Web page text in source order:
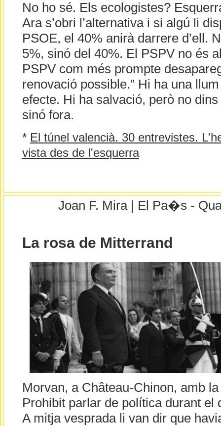
No ho sé. Els ecologistes?
Ara s’obri l’alternativa i si algú li
PSOE, el 40% anirà darrere d’ell.
5%, sinó del 40%. El PSPV no és
PSPV com més prompte
renovació possible.” Hi ha una
efecte. Hi ha salvació, però no dins
sinó fora.
* El túnel valencià. 30 entrevistes.
vista des de l'esquerra
Joan F. Mira | El Pa�s -
La rosa de Mitterrand
Morvan, a Château-Chinon, amb
Prohibit parlar de política durant el
A mitja vesprada li van dir que